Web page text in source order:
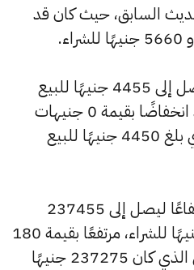
التحديث السابق، حيث كان قد
وانخفض سعر عيار 14 ليصل إلى 4455 جنيهًا للبيع
و4405 جنيهًا للشراء، بعد انخفاضًا بقيمة 0 جنيهات
مقارنة بالسعر السابق الذي بلغ 4450 جنيهًا للبيع
كما سجل سعر الاونصة ارتفاعًا ليصل إلى 237455
جنيهًا للبيع و234965 جنيهًا للشراء، مرتفعًا بقيمة 180
جنيهات عن السعر السابق الذي كان 237275 جنيهًا